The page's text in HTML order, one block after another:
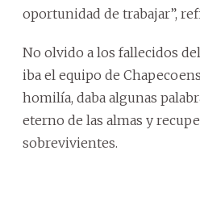
oportunidad de trabajar”,
No olvido a los fallecidos
iba el equipo de
homilía, daba algunas
eterno de las almas y
sobrevivientes.